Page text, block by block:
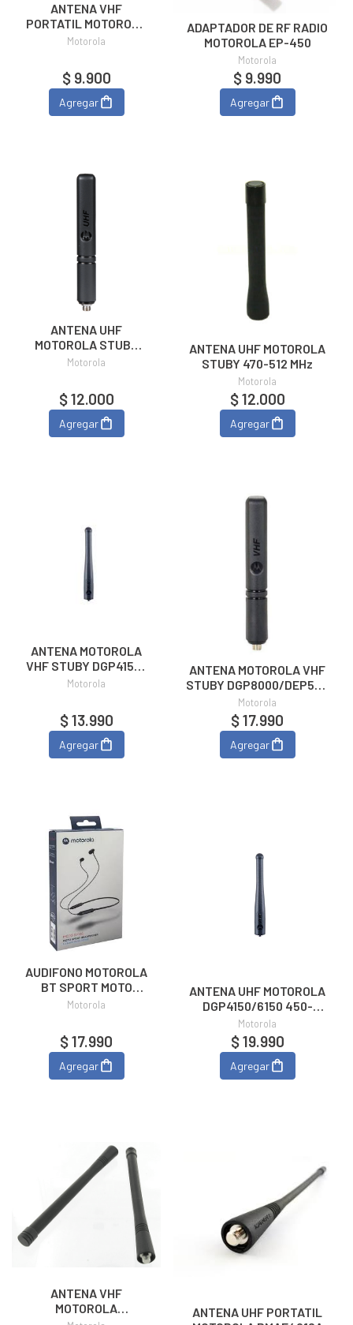
ANTENA VHF
PORTATIL MOTOROLA
SL500 PMAD4145B
Motorola
$ 9.900
Agregar
ADAPTADOR DE RF RADIO
MOTOROLA EP-450
Motorola
$ 9.990
Agregar
ANTENA UHF
MOTOROLA STUBY
430-470 MHz
Motorola
$ 12.000
Agregar
ANTENA UHF MOTOROLA
STUBY 470-512 MHz
Motorola
$ 12.000
Agregar
ANTENA MOTOROLA
VHF STUBY DGP4150-
6150 PMAD4094A
Motorola
$ 13.990
Agregar
ANTENA MOTOROLA VHF
STUBY DGP8000/DEP550
PMAD4120A
Motorola
$ 17.990
Agregar
AUDIFONO MOTOROLA
BT SPORT MOTO
SP106
Motorola
$ 17.990
Agregar
ANTENA UHF MOTOROLA
DGP4150/6150 450-
512MHZ PMAE4049A
Motorola
$ 19.990
Agregar
ANTENA VHF
MOTOROLA
ANTENA UHF PORTATIL